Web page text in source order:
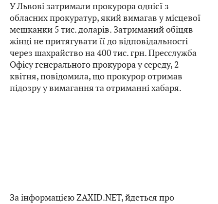
У Львові затримали прокурора однієї з
обласних прокуратур, який вимагав у місцевої
мешканки 5 тис. доларів. Затриманий обіцяв
жінці не притягувати її до відповідальності
через шахрайство на 400 тис. грн. Пресслужба
Офісу генерального прокурора у середу, 2
квітня, повідомила, що прокурор отримав
підозру у вимагання та отриманні хабаря.
За інформацією ZAXID.NET, йдеться про